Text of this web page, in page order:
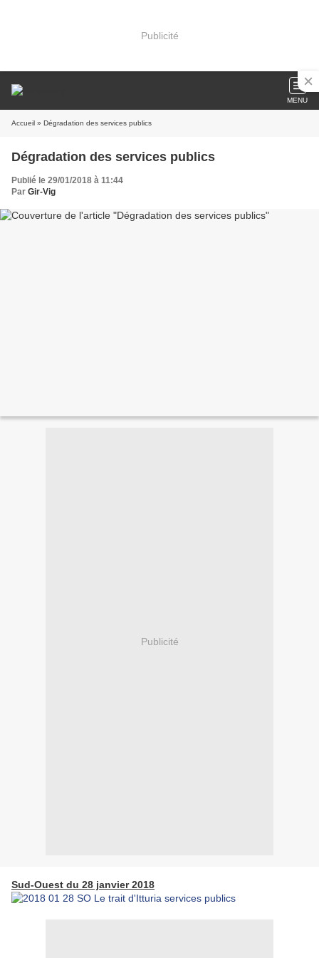
Publicité
MENU
Accueil » Dégradation des services publics
Dégradation des services publics
Publié le 29/01/2018 à 11:44
Par Gir-Vig
Publicité
Sud-Ouest du 28 janvier 2018